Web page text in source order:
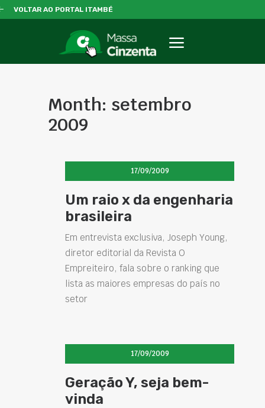
VOLTAR AO PORTAL ITAMBÉ
Month: setembro
2009
17/09/2009
Um raio x da engenharia
brasileira
Em entrevista exclusiva, Joseph Young,
diretor editorial da Revista O
Empreiteiro, fala sobre o ranking que
lista as maiores empresas do país no
setor
17/09/2009
Geração Y, seja bem-
vinda